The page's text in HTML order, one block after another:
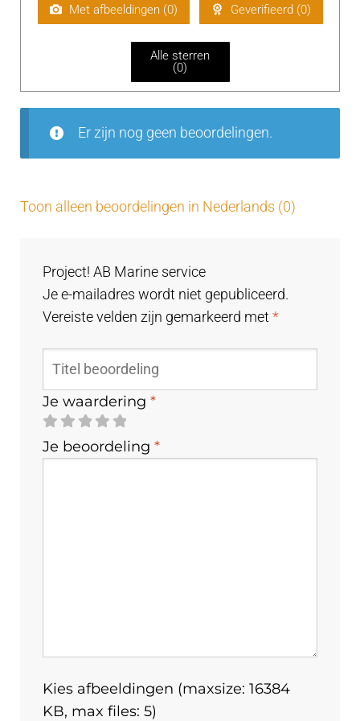
uit
Met afbeeldingen (0) Geverifieerd (0)
Alle sterren
(0)
Er zijn nog geen beoordelingen.
Toon alleen beoordelingen in Nederlands (0)
Project! AB Marine service
Je e-mailadres wordt niet gepubliceerd.
Vereiste velden zijn gemarkeerd met*
Je waardering*
Je beoordeling*
Kies afbeeldingen (maxsize: 16384
KB, max files: 5)